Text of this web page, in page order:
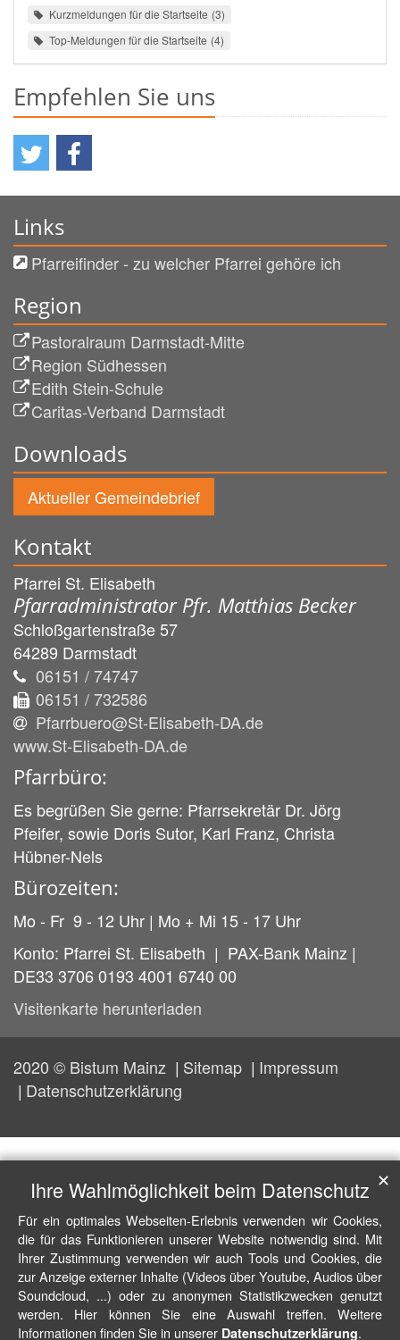
Kurzmeldungen für die Startseite 3
Top-Meldungen für die Startseite 4
Empfehlen Sie uns
Links
Pfarreifinder - zu welcher Pfarrei gehöre ich
Region
Pastoralraum Darmstadt-Mitte
Region Südhessen
Edith Stein-Schule
Caritas-Verband Darmstadt
Downloads
Aktueller Gemeindebrief
Kontakt
Pfarrei St. Elisabeth
Pfarradministrator Pfr. Matthias Becker
Schloßgartenstraße 57
64289 Darmstadt
06151 / 74747
06151 / 732586
Pfarrbuero@St-Elisabeth-DA.de
www.St-Elisabeth-DA.de
Pfarrbüro:
Es begrüßen Sie gerne: Pfarrsekretär Dr. Jörg
Pfeifer, sowie Doris Sutor, Karl Franz, Christa
Hübner-Nels
Bürozeiten:
Mo - Fr 9 - 12 Uhr | Mo + Mi 15 - 17 Uhr
Konto: Pfarrei St. Elisabeth | PAX-Bank Mainz |
DE33 3706 0193 4001 6740 00
Visitenkarte herunterladen
2020 © Bistum Mainz Sitemap
Impressum
Datenschutzerklärung
Ihre Wahlmöglichkeit beim Datenschutz
Für ein optimales Webseiten-Erlebnis verwenden wir Cookies,
die für das Funktionieren unserer Website notwendig sind. Mit
Ihrer Zustimmung verwenden wir auch Tools und Cookies, die
zur Anzeige externer Inhalte (Videos über Youtube, Audios über
Soundcloud, ...) oder zu anonymen Statistikzwecken genutzt
werden. Hier können Sie eine Auswahl treffen. Weitere
Informationen finden Sie in unserer Datenschutzerklärung.
✕